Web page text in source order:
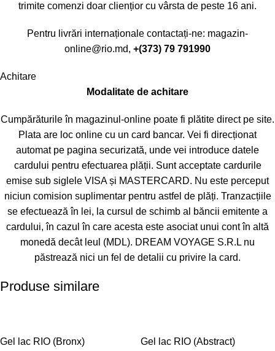
trimite comenzi doar cliențior cu vârsta de peste 16 ani.
Pentru livrări internaționale contactați-ne: magazin-
online@rio.md, +(373) 79 791990
Achitare
Modalitate de achitare
Cumpărăturile în magazinul-online poate fi plătite direct pe site.
Plata are loc online cu un card bancar. Vei fi direcționat
automat pe pagina securizată, unde vei introduce datele
cardului pentru efectuarea plății. Sunt acceptate cardurile
emise sub siglele VISA și MASTERCARD. Nu este perceput
niciun comision suplimentar pentru astfel de plăți. Tranzacțiile
se efectuează în lei, la cursul de schimb al băncii emitente a
cardului, în cazul în care acesta este asociat unui cont în altă
monedă decât leul (MDL). DREAM VOYAGE S.R.L nu
păstrează nici un fel de detalii cu privire la card.
Produse similare
Gel lac RIO (Bronx) Gel lac RIO (Abstract)